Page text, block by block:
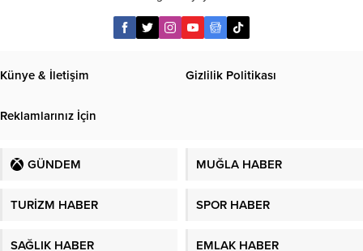
Künye & İletişim Gizlilik Politikası
Reklamlarınız İçin
GÜNDEM MUĞLA HABER
TURİZM HABER SPOR HABER
SAĞLIK HABER EMLAK HABER